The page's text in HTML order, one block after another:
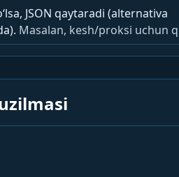
JSON qaytaradi (alternativa
Masalan, kesh/proksi uchun